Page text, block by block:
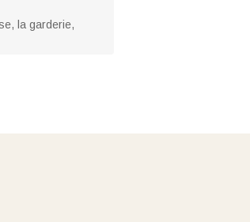
la garderie,